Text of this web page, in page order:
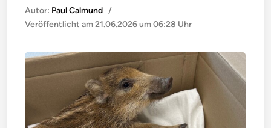
Autor: Paul Calmund /
Veröffentlicht am21.06.2026 um 06:28 Uhr